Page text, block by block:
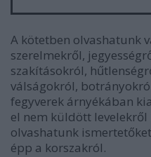
A kötetben olvashatunk
szerelmekről,
szakításokról,
válságokról,
fegyverek árnyékában
el nem küldött levelekről
olvashatunk
épp a korszakról.